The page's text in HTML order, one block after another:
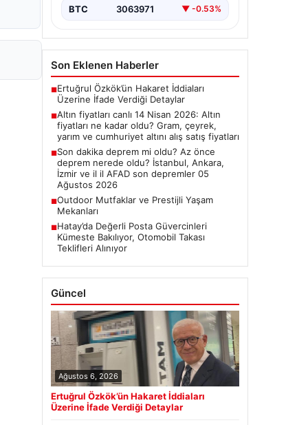
BTC 3063971 ▼ -0.53%
Son Eklenen Haberler
■Ertuğrul Özkök’ün Hakaret İddiaları
Üzerine İfade Verdiği Detaylar
■Altın fiyatları canlı 14 Nisan 2026: Altın
fiyatları ne kadar oldu? Gram, çeyrek,
yarım ve cumhuriyet altını alış satış fiyatları
■Son dakika deprem mi oldu? Az önce
deprem nerede oldu? İstanbul, Ankara,
İzmir ve il il AFAD son depremler 05
Ağustos 2026
■Outdoor Mutfaklar ve Prestijli Yaşam
Mekanları
■Hatay’da Değerli Posta Güvercinleri
Kümeste Bakılıyor, Otomobil Takası
Teklifleri Alınıyor
Güncel
Ağustos 6, 2026
Ertuğrul Özkök’ün Hakaret İddiaları
Üzerine İfade Verdiği Detaylar